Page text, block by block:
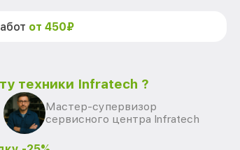
от 450₽
техники Infratech ?
Мастер-супервизор
сервисного центра Infratech